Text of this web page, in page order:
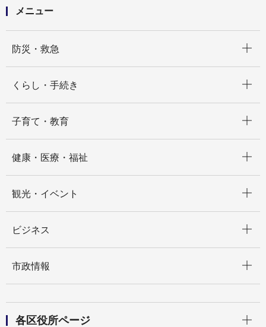
メニュー
防災・救急
くらし・手続き
子育て・教育
健康・医療・福祉
観光・イベント
ビジネス
市政情報
各区役所ページ